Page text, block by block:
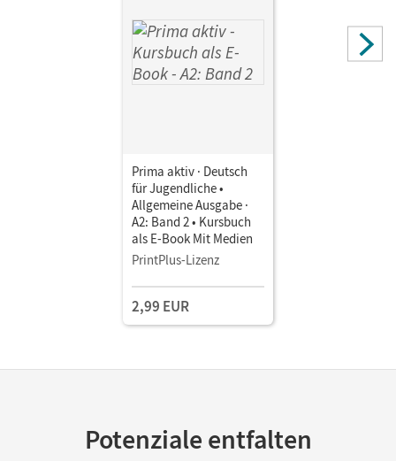
Robson; Jentges, Sabine
Prima aktiv · Deutsch
für Jugendliche •
Allgemeine Ausgabe ·
A2: Band 2 • Kursbuch
als E-Book Mit Medien
PrintPlus-Lizenz
2,99 EUR
Potenziale entfalten